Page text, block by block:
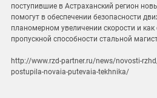
поступившие в Астраханский регион
помогут в обеспечении безопасности
планомерном увеличении скорости и как
пропускной способности стальной
http://www.rzd-partner.ru/news/novosti-
postupila-novaia-putevaia-tekhnika/